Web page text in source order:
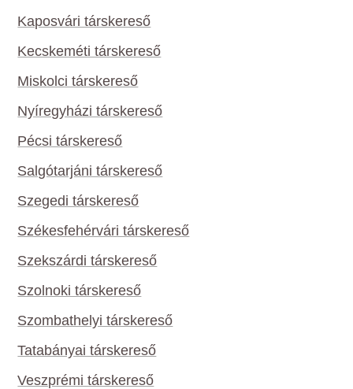
Kaposvári társkereső
Kecskeméti társkereső
Miskolci társkereső
Nyíregyházi társkereső
Pécsi társkereső
Salgótarjáni társkereső
Szegedi társkereső
Székesfehérvári társkereső
Szekszárdi társkereső
Szolnoki társkereső
Szombathelyi társkereső
Tatabányai társkereső
Veszprémi társkereső